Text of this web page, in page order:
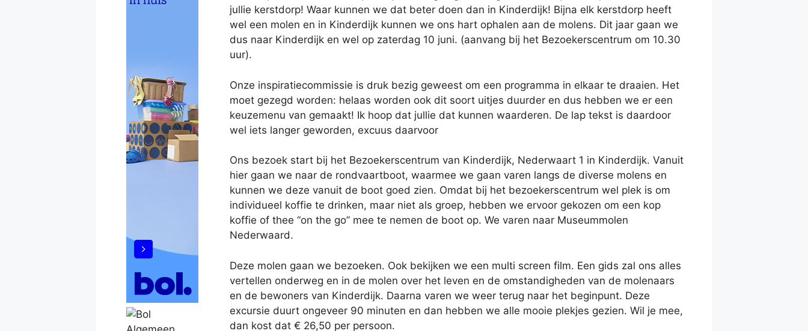
jullie kerstdorp! Waar kunnen we dat beter doen dan in Kinderdijk! Bijna elk kerstdorp heeft
wel een molen en in Kinderdijk kunnen we ons hart ophalen aan de molens. Dit jaar gaan we
dus naar Kinderdijk en wel op zaterdag 10 juni. (aanvang bij het Bezoekerscentrum om 10.30
uur).
Onze inspiratiecommissie is druk bezig geweest om een programma in elkaar te draaien. Het
moet gezegd worden: helaas worden ook dit soort uitjes duurder en dus hebben we er een
keuzemenu van gemaakt! Ik hoop dat jullie dat kunnen waarderen. De lap tekst is daardoor
wel iets langer geworden, excuus daarvoor
Ons bezoek start bij het Bezoekerscentrum van Kinderdijk, Nederwaart 1 in Kinderdijk. Vanuit
hier gaan we naar de rondvaartboot, waarmee we gaan varen langs de diverse molens en
kunnen we deze vanuit de boot goed zien. Omdat bij het bezoekerscentrum wel plek is om
individueel koffie te drinken, maar niet als groep, hebben we ervoor gekozen om een kop
koffie of thee “on the go” mee te nemen de boot op. We varen naar Museummolen
Nederwaard.
Deze molen gaan we bezoeken. Ook bekijken we een multi screen film. Een gids zal ons alles
vertellen onderweg en in de molen over het leven en de omstandigheden van de molenaars
en de bewoners van Kinderdijk. Daarna varen we weer terug naar het beginpunt. Deze
excursie duurt ongeveer 90 minuten en dan hebben we alle mooie plekjes gezien. Wil je mee,
dan kost dat € 26,50 per persoon.